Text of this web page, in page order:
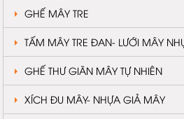
GHẾ MÂY TRE
TẤM MÂY TRE ĐAN- LƯỚI MÂY
GHẾ THƯ GIÃN MÂY TỰ NHIÊN
XÍCH ĐU MÂY- NHỰA GIẢ MÂY